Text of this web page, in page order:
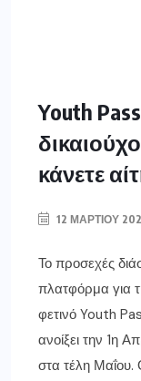
Youth
κάνετε
12 ΜΑΡΤΊΟΥ
Το προσεχές
πλατφόρμα για
φετινό Youth
ανοίξει την 1η
στα τέλη Μαΐου.